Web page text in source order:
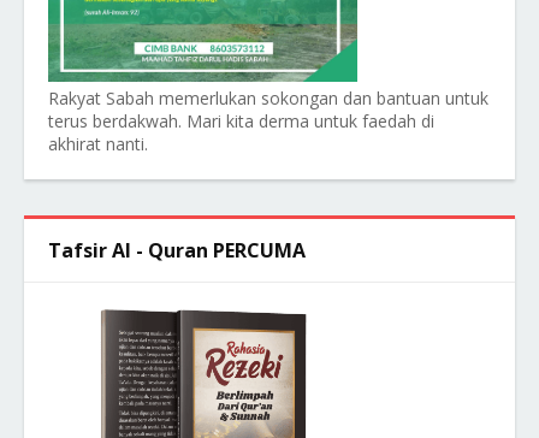
Rakyat Sabah memerlukan sokongan dan bantuan untuk
terus berdakwah. Mari kita derma untuk faedah di
akhirat nanti.
Tafsir Al - Quran PERCUMA